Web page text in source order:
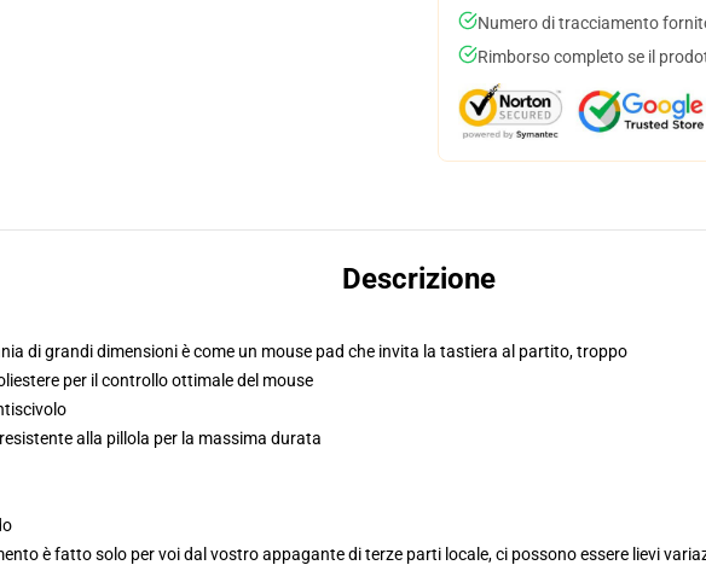
Numero di tracciamento
Rimborso completo se il
Descrizione
di grandi dimensioni è come un mouse pad che invita la tastiera al partito, troppo
per il controllo ottimale del mouse
alla pillola per la massima durata
è fatto solo per voi dal vostro appagante di terze parti locale, ci possono essere lievi